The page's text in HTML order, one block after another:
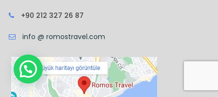
+90 212 327 26 87
info @ romostravel.com